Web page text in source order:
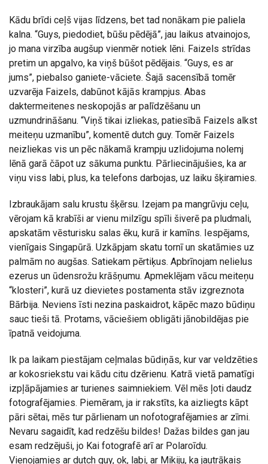
Kādu brīdi ceļš vijas līdzens, bet tad nonākam pie paliela
kalna. “Guys, piedodiet, būšu pēdējā”, jau laikus atvainojos,
jo mana virzība augšup vienmēr notiek lēni. Faizels strīdas
pretim un apgalvo, ka viņš būšot pēdējais. “Guys, es ar
jums”, piebalso ganiete-vāciete. Šajā sacensībā tomēr
uzvarēja Faizels, dabūnot kājās krampjus. Abas
daktermeitenes neskopojās ar palīdzēšanu un
uzmundrināšanu. “Viņš tikai izliekas, patiesībā Faizels alkst
meiteņu uzmanību”, komentē dutch guy. Tomēr Faizels
neizliekas vis un pēc nākamā krampju uzlidojuma nolemj
lēnā garā čāpot uz sākuma punktu. Pārliecinājušies, ka ar
viņu viss labi, plus, ka telefons darbojas, uz laiku šķiramies.
Izbraukājam salu krustu šķērsu. Izejam pa mangrūvju ceļu,
vērojam kā krabīši ar vienu milzīgu spīli šiverē pa pludmali,
apskatām vēsturisku salas ēku, kurā ir kamīns. Iespējams,
vienīgais Singapūrā. Uzkāpjam skatu tornī un skatāmies uz
palmām no augšas. Satiekam pērtiķus. Apbrīnojam nelielus
ezerus un ūdensrožu krāšņumu. Apmeklējam vācu meiteņu
“klosteri”, kurā uz dievietes postamenta stāv izgreznota
Bārbija. Neviens īsti nezina paskaidrot, kāpēc mazo būdiņu
sauc tieši tā. Protams, vāciešiem obligāti jānobildējas pie
īpatnā veidojuma.
Ik pa laikam piestājam ceļmalas būdiņās, kur var veldzēties
ar kokosriekstu vai kādu citu dzērienu. Katrā vietā pamatīgi
izpļāpājamies ar turienes saimniekiem. Vēl mēs ļoti daudz
fotografējamies. Piemēram, ja ir rakstīts, ka aizliegts kāpt
pāri sētai, mēs tur pārlienam un nofotografējamies ar zīmi.
Nevaru sagaidīt, kad redzēšu bildes! Dažas bildes gan jau
esam redzējuši, jo Kai fotografē arī ar Polaroīdu.
Vienojamies ar dutch guy, ok, labi, ar Mikiju, ka jautrākais